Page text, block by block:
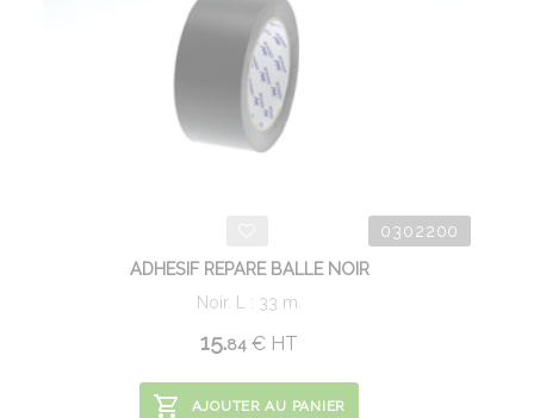
0302200
ADHESIF REPARE BALLE NOIR
Noir. L : 33 m.
15.84 € HT
AJOUTER AU PANIER